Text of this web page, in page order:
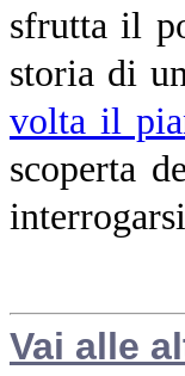
sfrutta il
storia di
volta il
scoperta
Vai alle